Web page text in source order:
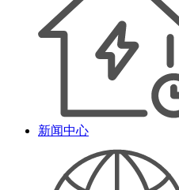
新闻中心